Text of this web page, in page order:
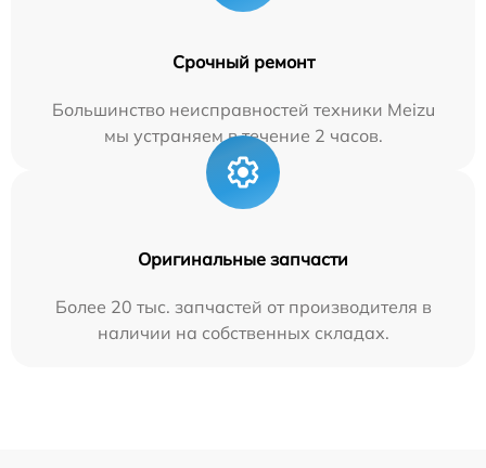
Срочный ремонт
Большинство неисправностей техники Meizu
мы устраняем в течение 2 часов.
Оригинальные запчасти
Более 20 тыс. запчастей от производителя в
наличии на собственных складах.